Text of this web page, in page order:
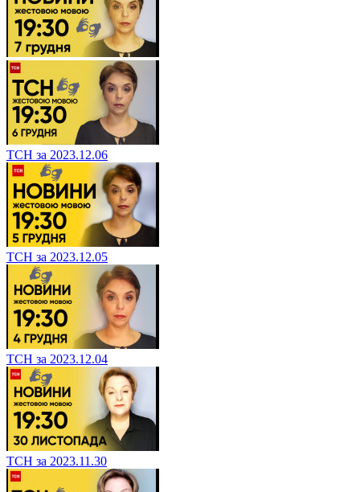
ТСН за 2023.12.06
ТСН за 2023.12.05
ТСН за 2023.12.04
ТСН за 2023.11.30